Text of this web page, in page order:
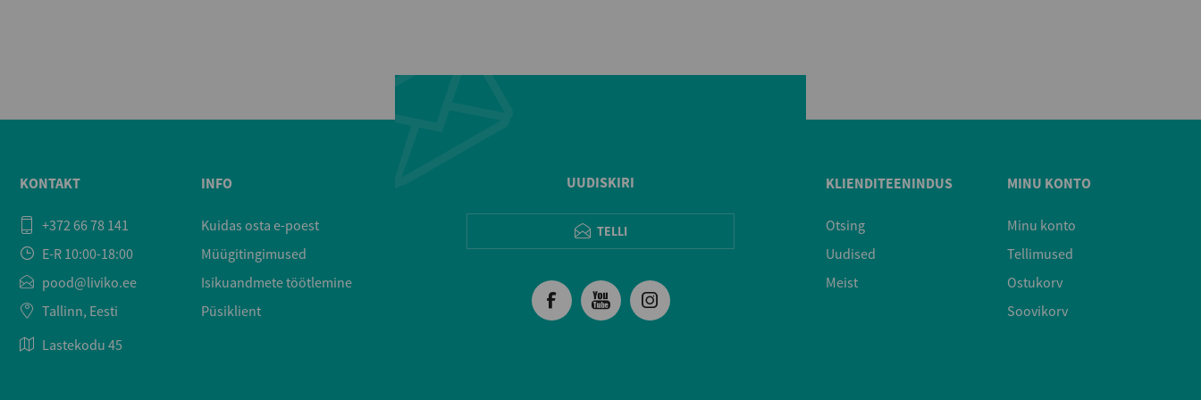
UUDISKIRI
TELLI
KONTAKT
+372 66 78 141
E-R 10:00-18:00
pood@liviko.ee
Tallinn, Eesti
Lastekodu 45
INFO
Kuidas osta e-poest
Müügitingimused
Isikuandmete töötlemine
Püsiklient
KLIENDITEENINDUS
Otsing
Uudised
Meist
MINU KONTO
Minu konto
Tellimused
Ostukorv
Soovikorv